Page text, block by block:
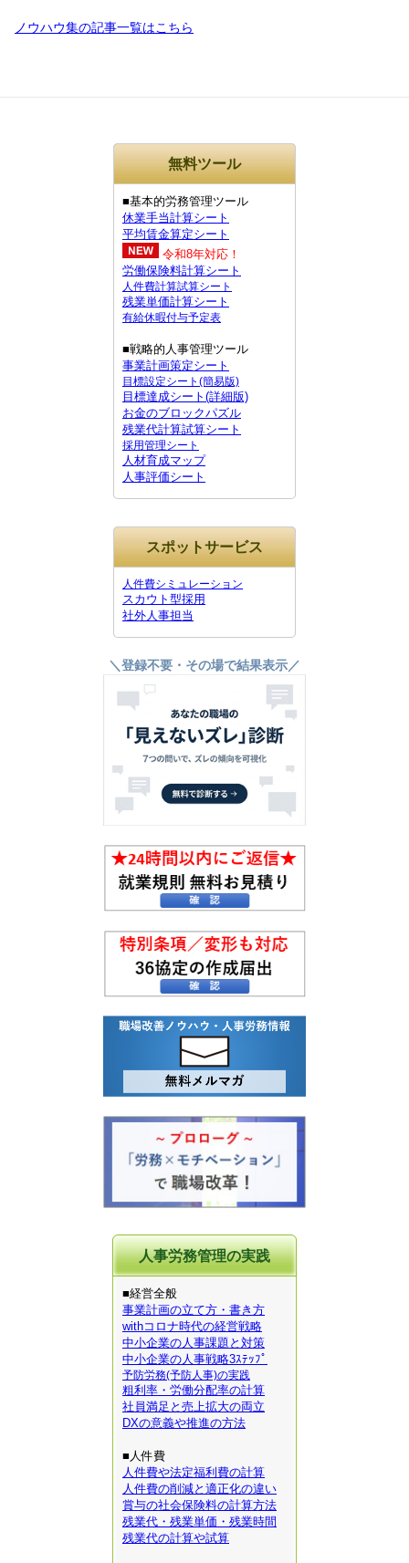
ノウハウ集の記事一覧はこちら
無料ツール
■基本的労務管理ツール
休業手当計算シート
平均賃金算定シート
令和8年対応！
労働保険料計算シート
人件費計算試算シート
残業単価計算シート
有給休暇付与予定表
■戦略的人事管理ツール
事業計画策定シート
目標設定シート(簡易版)
目標達成シート(詳細版)
お金のブロックパズル
残業代計算試算シート
採用管理シート
人材育成マップ
人事評価シート
スポットサービス
人件費シミュレーション
スカウト型採用
社外人事担当
＼登録不要・その場で結果表示／
人事労務管理の実践
■経営全般
事業計画の立て方・書き方
withコロナ時代の経営戦略
中小企業の人事課題と対策
中小企業の人事戦略3ｽﾃｯﾌﾟ
予防労務(予防人事)の実践
粗利率・労働分配率の計算
社員満足と売上拡大の両立
DXの意義や推進の方法
■人件費
人件費や法定福利費の計算
人件費の削減と適正化の違い
賞与の社会保険料の計算方法
残業代・残業単価・残業時間
残業代の計算や試算